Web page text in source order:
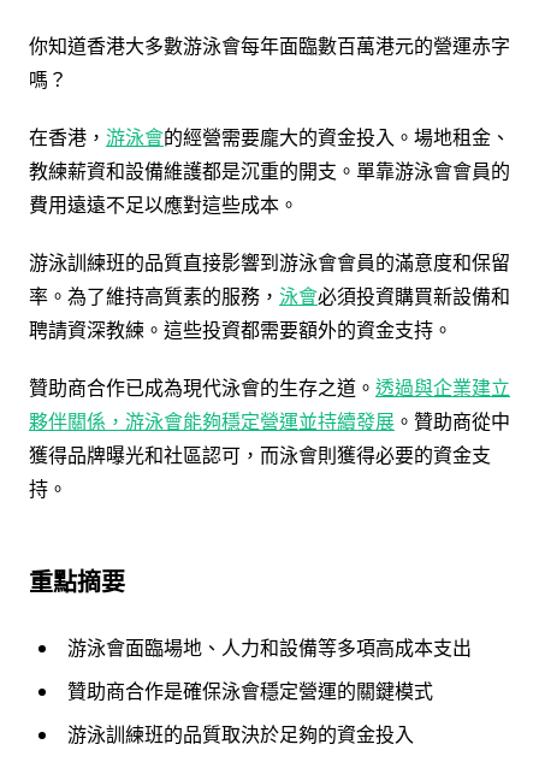
你知道香港大多數游泳會每年面臨數百萬港元的營運赤字
嗎？
在香港， 游泳會的經營需要龐大的資金投入。場地租金、
教練薪資和設備維護都是沉重的開支。單靠游泳會會員的
費用遠遠不足以應對這些成本。
游泳訓練班的品質直接影響到游泳會會員的滿意度和保留
率。為了維持高質素的服務， 泳會必須投資購買新設備和
聘請資深教練。這些投資都需要額外的資金支持。
贊助商合作已成為現代泳會的生存之道。 透過與企業建立
夥伴關係，游泳會能夠穩定營運並持續發展 。贊助商從中
獲得品牌曝光和社區認可，而泳會則獲得必要的資金支
持。
重點摘要
游泳會面臨場地、人力和設備等多項高成本支出
贊助商合作是確保泳會穩定營運的關鍵模式
游泳訓練班的品質取決於足夠的資金投入